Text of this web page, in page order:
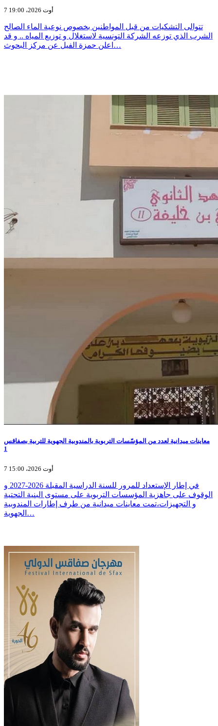
7 أوت 2026، 19:00
تتوالى التشكيات من قبل المواطنين بخصوص نوعية الماء الصالح
الشرب الذي توزعه الشركة التونسية لاستغلال و توزيع المياه .. و قد
اعلن حمزة الفيل عن مركز البحوث…
معاينات ميدانية لعدد من المؤسّسات التربوية بالمندوبية الجهوية للتربية بصفاقس
1
7 أوت 2026، 15:00
في إطار الإستعداد للمرور للسنة الدراسية المقبلة 2026-2027 و
الوقوف على جاهزية المؤسسات التربوية على مستوى البنية التحتية
و التجهيزات،تمت معاينات ميدانية من طرف إطارات المندوبية
الجهوية…